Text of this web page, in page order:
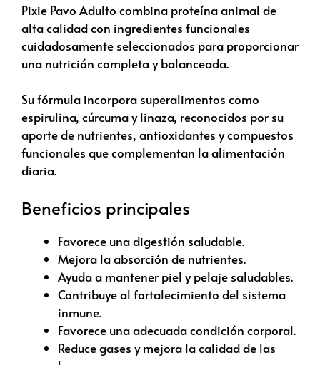
Pixie Pavo Adulto combina proteína animal de
alta calidad con ingredientes funcionales
cuidadosamente seleccionados para proporcionar
una nutrición completa y balanceada.
Su fórmula incorpora superalimentos como
espirulina, cúrcuma y linaza, reconocidos por su
aporte de nutrientes, antioxidantes y compuestos
funcionales que complementan la alimentación
diaria.
Beneficios principales
Favorece una digestión saludable.
Mejora la absorción de nutrientes.
Ayuda a mantener piel y pelaje saludables.
Contribuye al fortalecimiento del sistema
inmune.
Favorece una adecuada condición corporal.
Reduce gases y mejora la calidad de las